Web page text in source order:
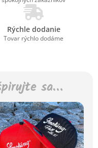
Rýchle dodanie
Tovar rýchlo dodáme
sa…